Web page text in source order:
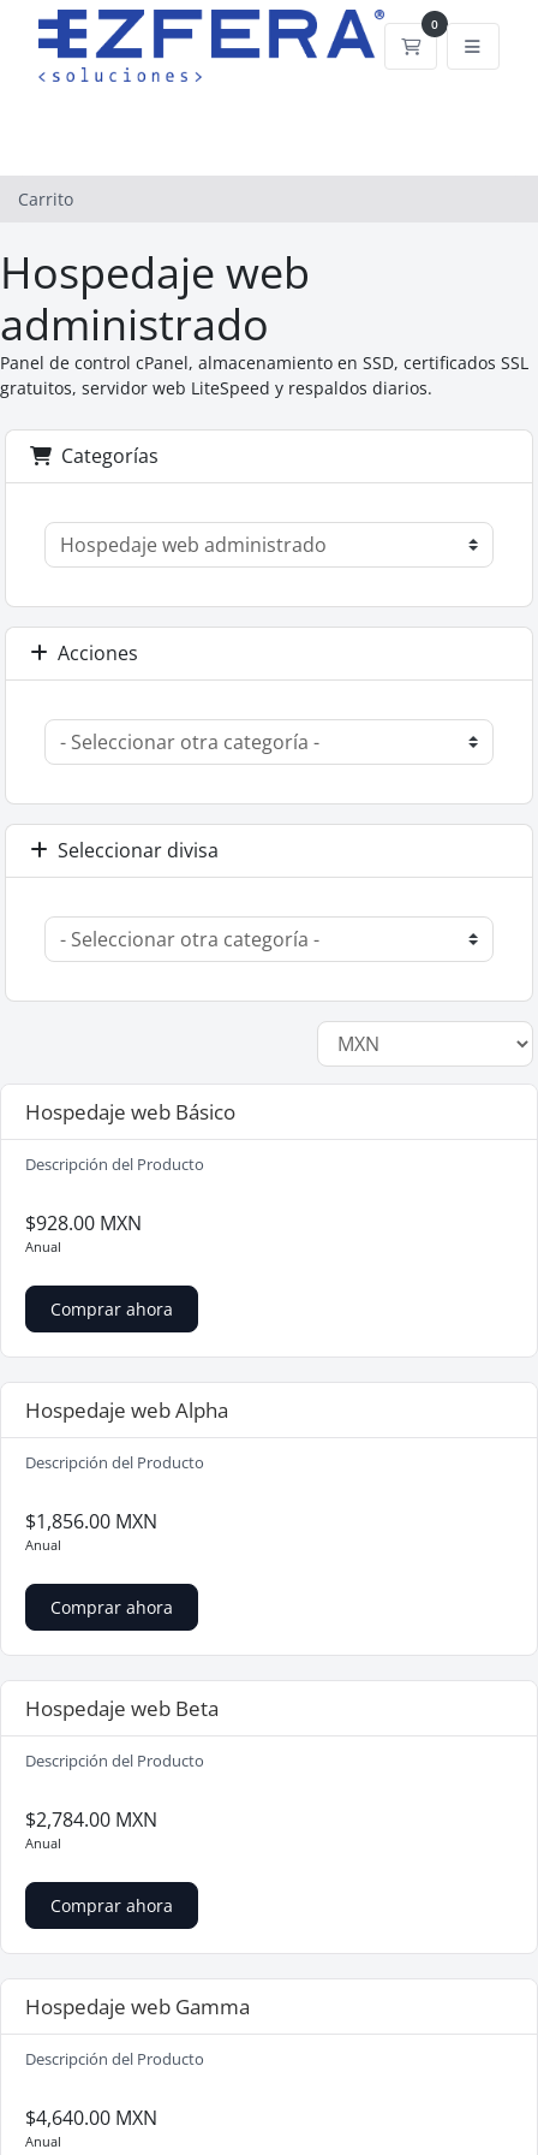
0
Carrito
Carrito
Hospedaje web
administrado
Panel de control cPanel, almacenamiento en SSD, certificados SSL
gratuitos, servidor web LiteSpeed y respaldos diarios.
Categorías
Acciones
Seleccionar divisa
Hospedaje web Básico
Descripción del Producto
$928.00 MXN
Anual
Comprar ahora
Hospedaje web Alpha
Descripción del Producto
$1,856.00 MXN
Anual
Comprar ahora
Hospedaje web Beta
Descripción del Producto
$2,784.00 MXN
Anual
Comprar ahora
Hospedaje web Gamma
Descripción del Producto
$4,640.00 MXN
Anual